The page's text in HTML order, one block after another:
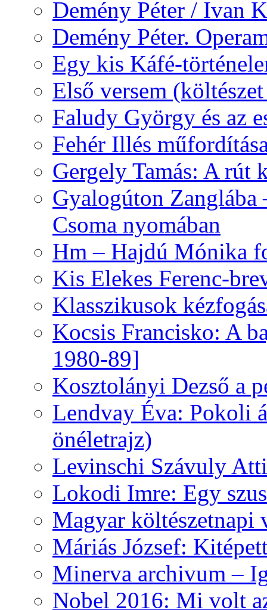
Demény Péter / Ivan
Demény Péter.
Egy kis Káfé-
Első versem
Faludy György és az
Fehér Illés
Gergely Tamás: A rút
Gyalogúton Zanglába
Csoma nyomában
Hm – Hajdú Mónika
Kis Elekes Ferenc-
Klasszikusok
Kocsis Francisko: A
1980-89]
Kosztolányi Dezső a
Lendvay Éva: Pokoli
önéletrajz)
Levinschi Szávuly
Lokodi Imre: Egy
Magyar költészetnapi
Máriás József:
Minerva archivum –
Nobel 2016: Mi volt